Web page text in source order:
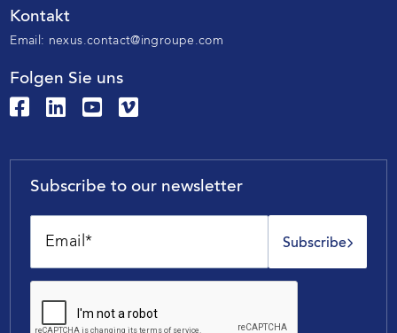
Kontakt
Email: nexus.contact@ingroupe.com
Folgen Sie uns
Subscribe to our newsletter
Subscribe